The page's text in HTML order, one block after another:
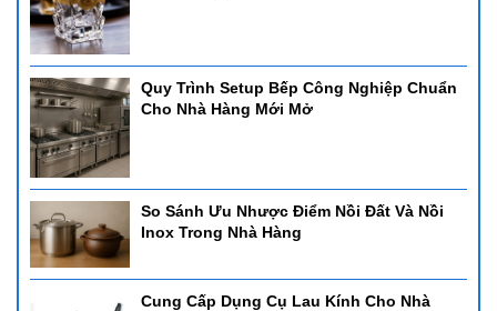
Quy Trình Setup Bếp Công Nghiệp Chuẩn
Cho Nhà Hàng Mới Mở
So Sánh Ưu Nhược Điểm Nồi Đất Và Nồi
Inox Trong Nhà Hàng
Cung Cấp Dụng Cụ Lau Kính Cho Nhà